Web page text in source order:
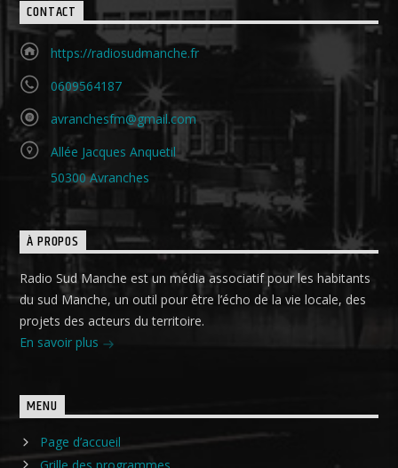
CONTACT
https://radiosudmanche.fr
0609564187
avranchesfm@gmail.com
Allée Jacques Anquetil
50300 Avranches
À PROPOS
Radio Sud Manche est un média associatif pour les habitants
du sud Manche, un outil pour être l’écho de la vie locale, des
projets des acteurs du territoire.
En savoir plus
MENU
Page d’accueil
Grille des programmes